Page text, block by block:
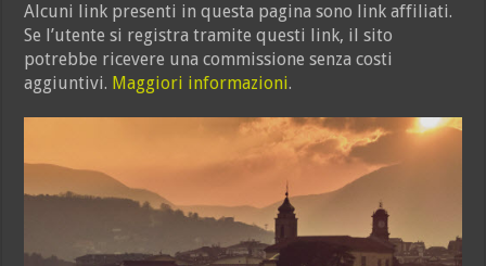
Alcuni link presenti in questa pagina sono link affiliati.
Se l’utente si registra tramite questi link, il sito
potrebbe ricevere una commissione senza costi
aggiuntivi. Maggiori informazioni.